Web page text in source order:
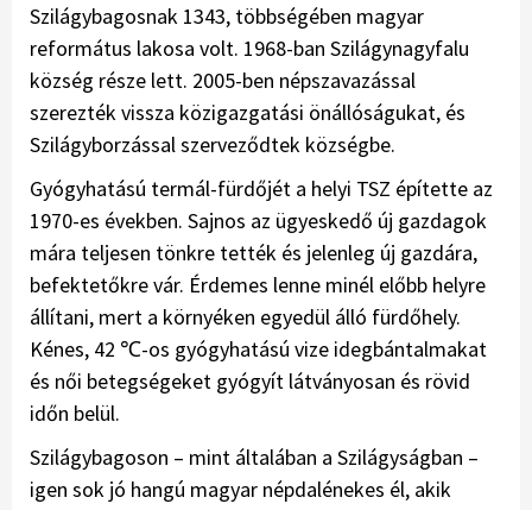
Szilágybagosnak 1343, többségében magyar
református lakosa volt. 1968-ban Szilágynagyfalu
község része lett. 2005-ben népszavazással
szerezték vissza közigazgatási önállóságukat, és
Szilágyborzással szerveződtek községbe.
Gyógyhatású termál-fürdőjét a helyi TSZ építette az
1970-es években. Sajnos az ügyeskedő új gazdagok
mára teljesen tönkre tették és jelenleg új gazdára,
befektetőkre vár. Érdemes lenne minél előbb helyre
állítani, mert a környéken egyedül álló fürdőhely.
Kénes, 42 ℃-os gyógyhatású vize idegbántalmakat
és női betegségeket gyógyít látványosan és rövid
időn belül.
Szilágybagoson – mint általában a Szilágyságban –
igen sok jó hangú magyar népdalénekes él, akik